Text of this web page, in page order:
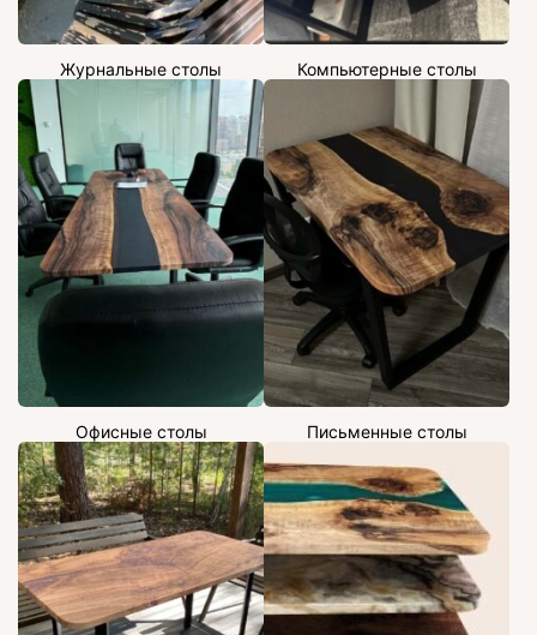
Журнальные столы Компьютерные столы
Офисные столы Письменные столы